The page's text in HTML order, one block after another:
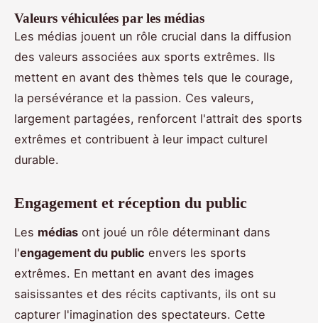
Valeurs véhiculées par les médias
Les médias jouent un rôle crucial dans la diffusion
des valeurs associées aux sports extrêmes. Ils
mettent en avant des thèmes tels que le courage,
la persévérance et la passion. Ces valeurs,
largement partagées, renforcent l'attrait des sports
extrêmes et contribuent à leur impact culturel
durable.
Engagement et réception du public
Les médias ont joué un rôle déterminant dans
l'engagement du public envers les sports
extrêmes. En mettant en avant des images
saisissantes et des récits captivants, ils ont su
capturer l'imagination des spectateurs. Cette